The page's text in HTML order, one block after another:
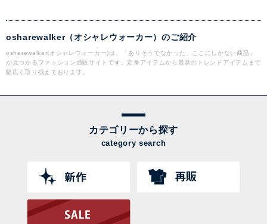
osharewalker（オシャレウォーカー）のご紹介
osharewalker(オシャレウォーカー)は、「ありそうでなかった、ここにしかない商品」
が見つかるファッション通販サイトです。定番アイテムから最新のトレンドアイテムまで
幅広く取り揃えております。
カテゴリーから探す
category search